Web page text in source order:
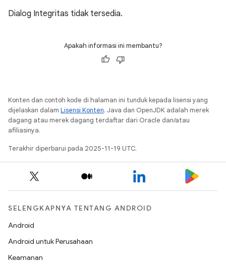
Dialog Integritas tidak tersedia.
Apakah informasi ini membantu?
Konten dan contoh kode di halaman ini tunduk kepada lisensi yang
dijelaskan dalam Lisensi Konten. Java dan OpenJDK adalah merek
dagang atau merek dagang terdaftar dari Oracle dan/atau
afiliasinya.
Terakhir diperbarui pada 2025-11-19 UTC.
SELENGKAPNYA TENTANG ANDROID
Android
Android untuk Perusahaan
Keamanan